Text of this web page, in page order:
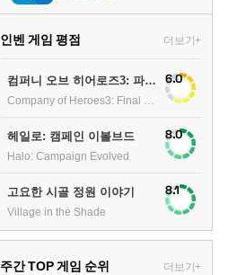
인벤 게임 평점 더보기+
컴퍼니 오브 히어로즈3: 파이널 스탠드 6.0
헤일로: 캠페인 이볼브드
Halo: Campaign Evolved
8.0
고요한 시골 정원 이야기
Village in the Shade
8.1
주간 TOP 게임 순위 더보기+